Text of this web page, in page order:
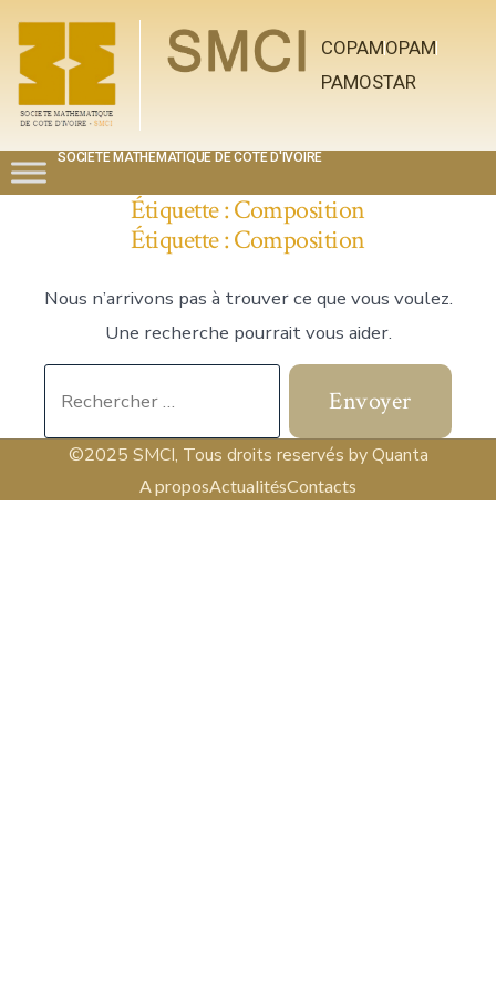
COPAMOPAM
PAMOSTAR
SOCIETE MATHEMATIQUE DE COTE D'IVOIRE
Étiquette :Composition
Étiquette :Composition
Nous n’arrivons pas à trouver ce que vous voulez.
Une recherche pourrait vous aider.
Envoyer
©2025 SMCI, Tous droits reservés by Quanta
A proposActualitésContacts